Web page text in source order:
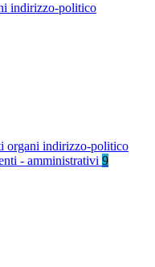
indirizzo-politico
organi indirizzo-politico
- amministrativi 9